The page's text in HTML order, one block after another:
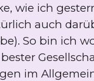
wie ich
auch
So bin ich
im